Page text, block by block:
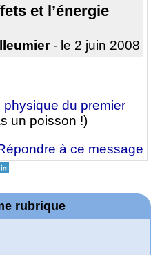
et l’énergie
- le 2 juin 2008
physique du premier
un poisson !)
à ce message
rubrique